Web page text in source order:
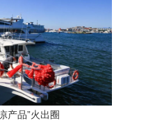
产品”火出圈